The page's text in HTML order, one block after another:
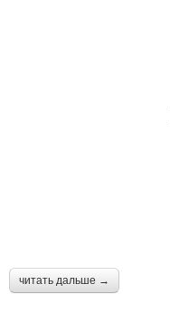
читать дальше →